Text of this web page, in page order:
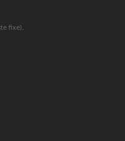
fixe).